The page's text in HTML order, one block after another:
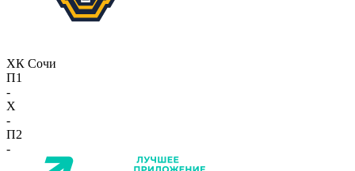
ХК Сочи
П1
-
X
-
П2
-